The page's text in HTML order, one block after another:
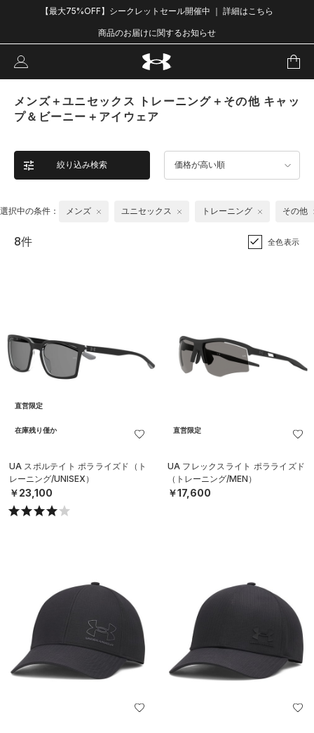
【最大75%OFF】シークレットセール開催中 ｜ 詳細はこちら
商品のお届けに関するお知らせ
メンズ＋ユニセックス トレーニング＋その他 キャッ
プ＆ビーニー＋アイウェア
絞り込み検索 価格が高い順
選択中の条件： メンズ ユニセックス トレーニング その他
8件 全色表示
直営限定
在庫残り僅か
UA スポルテイト ポラライズド（ト
レーニング/UNISEX）
￥23,100
直営限定
UA フレックスライト ポラライズド
（トレーニング/MEN）
￥17,600